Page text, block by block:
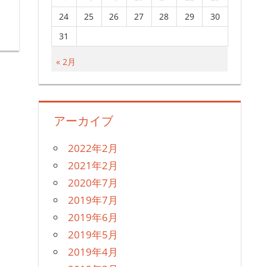
« 2月
24
25 26 27 28 29
30
31
アーカイブ
2022年2月
2021年2月
2020年7月
2019年7月
2019年6月
2019年5月
2019年4月